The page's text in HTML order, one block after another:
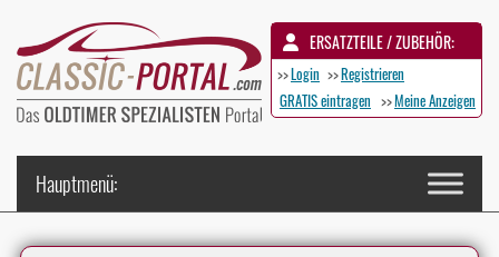
ERSATZTEILE / ZUBEHÖR:
>>Login >>Registrieren
GRATIS eintragen >>Meine Anzeigen